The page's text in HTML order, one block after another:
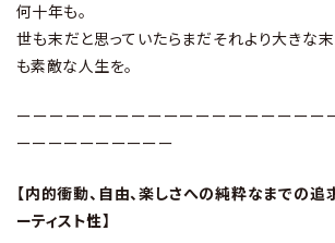
何十年も。
世も末だと思っていたらまだそれより大きな末
も素敵な人生を。
ーーーーーーーーーーーーーーーーーーー
ーーーーーーーーーー
【内的衝動、自由、楽しさへの純粋なまでの
ーティスト性】